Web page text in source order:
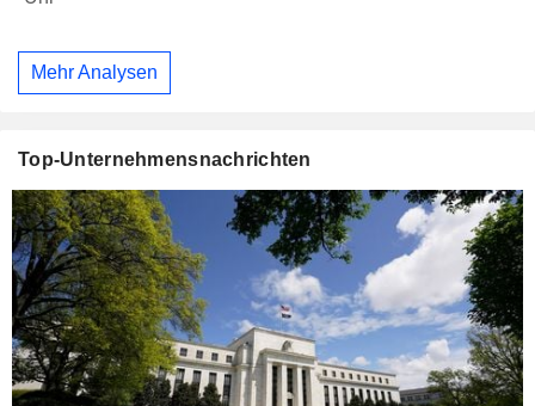
Mehr Analysen
Top-Unternehmensnachrichten